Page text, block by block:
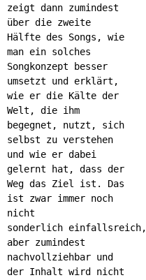
zeigt dann zumindest
über die zweite
Hälfte des Songs, wie
man ein solches
Songkonzept besser
umsetzt und erklärt,
wie er die Kälte der
Welt, die ihm
begegnet, nutzt, sich
selbst zu verstehen
und wie er dabei
gelernt hat, dass der
Weg das Ziel ist. Das
ist zwar immer noch
nicht
sonderlich einfallsreich,
aber zumindest
nachvollziehbar und
der Inhalt wird nicht